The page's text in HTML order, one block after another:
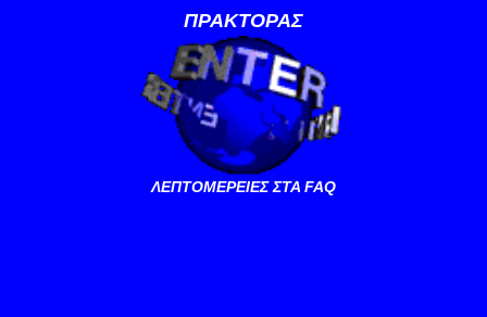
ΠΡΑΚΤΟΡΑΣ
ΛΕΠΤΟΜΕΡΕΙΕΣ ΣΤΑ FAQ